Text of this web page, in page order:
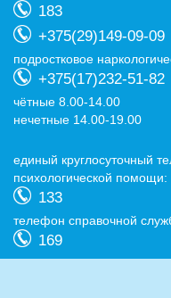
183
+375(29)149-09-09
подростковое
+375(17)232-51-82
чётные 8.00-14.00
нечетные 14.00-19.00
eдиный круглосуточный
психологической помощи:
133
телефон справочной
169